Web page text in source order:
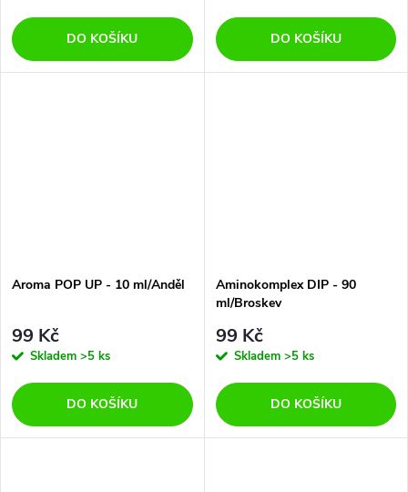
DO KOŠÍKU DO KOŠÍKU
Aroma POP UP - 10 ml/Anděl
99 Kč
Skladem >5 ks
DO KOŠÍKU
Aminokomplex DIP - 90
ml/Broskev
99 Kč
Skladem >5 ks
DO KOŠÍKU